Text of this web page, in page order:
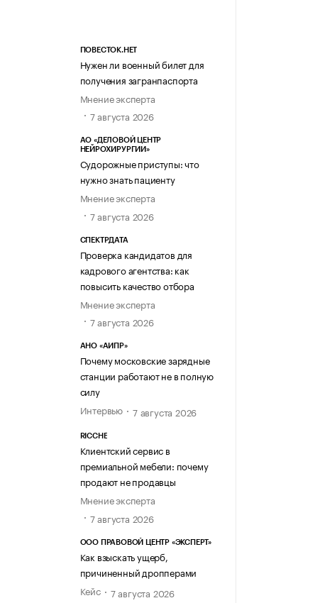
ПОВЕСТОК.НЕТ
Нужен ли военный билет для
получения загранпаспорта
Мнение эксперта
7 августа 2026
АО «ДЕЛОВОЙ ЦЕНТР
НЕЙРОХИРУРГИИ»
Судорожные приступы: что
нужно знать пациенту
Мнение эксперта
7 августа 2026
СПЕКТРДАТА
Проверка кандидатов для
кадрового агентства: как
повысить качество отбора
Мнение эксперта
7 августа 2026
АНО «АИПР»
Почему московские зарядные
станции работают не в полную
силу
Интервью
7 августа 2026
RICCHE
Клиентский сервис в
премиальной мебели: почему
продают не продавцы
Мнение эксперта
7 августа 2026
ООО ПРАВОВОЙ ЦЕНТР «ЭКСПЕРТ»
Как взыскать ущерб,
причиненный дропперами
Кейс
7 августа 2026